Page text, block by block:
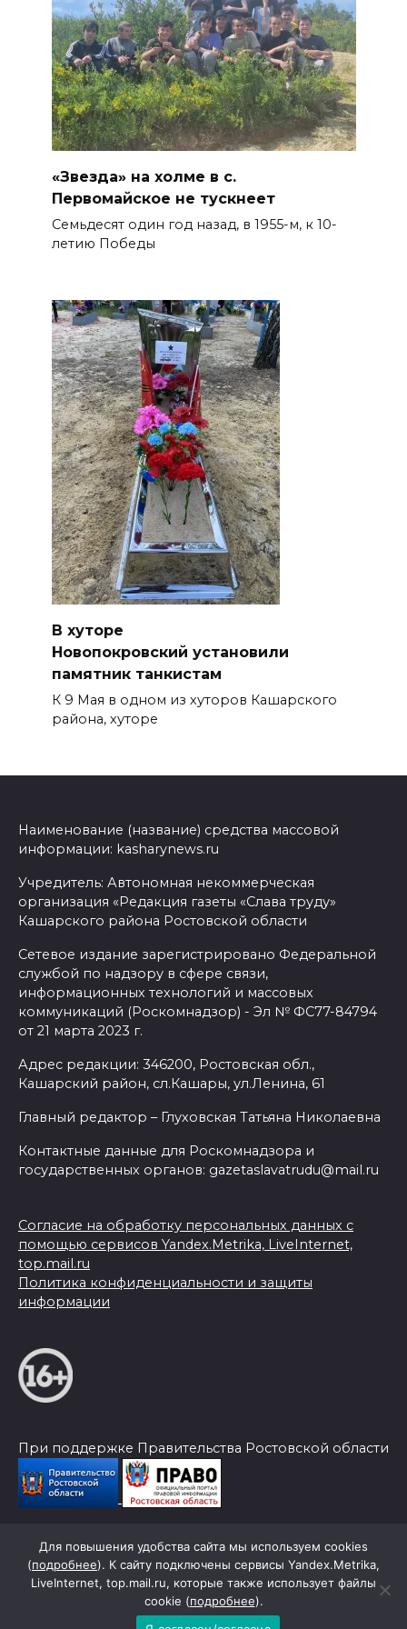
«Звезда» на холме в с.
Первомайское не тускнеет
Семьдесят один год назад, в 1955-м, к 10-
летию Победы
В хуторе
Новопокровский установили
памятник танкистам
К 9 Мая в одном из хуторов Кашарского
района, хуторе
Наименование (название) средства массовой
информации: kasharynews.ru
Учредитель: Автономная некоммерческая
организация «Редакция газеты «Слава труду»
Кашарского района Ростовской области
Сетевое издание зарегистрировано Федеральной
службой по надзору в сфере связи,
информационных технологий и массовых
коммуникаций (Роскомнадзор) - Эл № ФС77-84794
от 21 марта 2023 г.
Адрес редакции: 346200, Ростовская обл.,
Кашарский район, сл.Кашары, ул.Ленина, 61
Главный редактор – Глуховская Татьяна Николаевна
Контактные данные для Роскомнадзора и
государственных органов: gazetaslavatrudu@mail.ru
Согласие на обработку персональных данных с
помощью сервисов Yandex.Metrika, LiveInternet,
top.mail.ru
Политика конфиденциальности и защиты
информации
При поддержке Правительства Ростовской области
© 2026 Слава Труду
Для повышения удобства сайта мы используем cookies
(подробнее). К сайту подключены сервисы Yandex.Metrika,
LiveInternet, top.mail.ru, которые также использует файлы
cookie (подробнее).